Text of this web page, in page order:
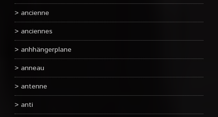
ancienne
anciennes
anhhängerplane
anneau
antenne
anti